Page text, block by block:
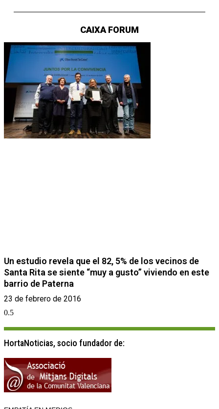
CAIXA FORUM
Un estudio revela que el 82, 5% de los vecinos de
Santa Rita se siente “muy a gusto” viviendo en este
barrio de Paterna
23 de febrero de 2016
HortaNoticias, socio fundador de: